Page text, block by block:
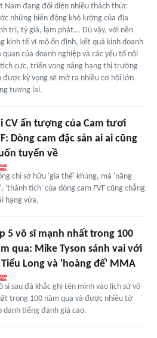
Nam đang đối diện nhiều thách thức
những biến động khó lường của địa
trị, tỷ giá, lạm phát... Dù vậy, với nền
kinh tế vĩ mô ổn định, kết quả kinh doanh
quan của doanh nghiệp và các yếu tố nội
cực, triển vọng nâng hạng thị trường
được kỳ vọng sẽ mở ra nhiều cơ hội lớn
tương lai.
CV ấn tượng của Cam tươi
Dòng cam đặc sản ai ai cũng
tuyển về
chỉ sở hữu 'gia thế' khủng, mà 'năng
'thành tích' của dòng cam FVF cũng chẳng
hạng vừa.
5 võ sĩ mạnh nhất trong 100
qua: Mike Tyson sánh vai với
Tiểu Long và 'hoàng đế' MMA
sĩ sau đã khắc ghi tên mình vào lịch sử võ
trong 100 năm qua và được nhiều tờ
danh tiếng đánh giá cao.